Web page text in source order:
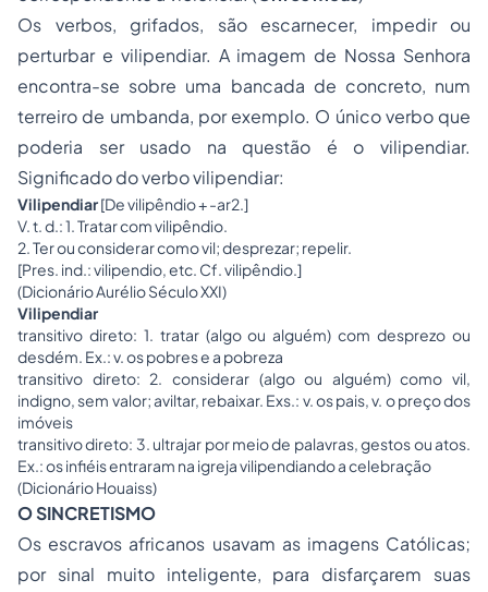
Os verbos, grifados, são escarnecer, impedir ou
perturbar e vilipendiar. A imagem de Nossa Senhora
encontra-se sobre uma bancada de concreto, num
terreiro de umbanda, por exemplo. O único verbo que
poderia ser usado na questão é o vilipendiar.
Significado do verbo vilipendiar:
Vilipendiar[De vilipêndio + -ar2.]
V. t. d.: 1. Tratar com vilipêndio.
2. Ter ou considerar como vil; desprezar; repelir.
[Pres. ind.: vilipendio, etc. Cf. vilipêndio.]
(Dicionário Aurélio Século XXI)
Vilipendiar
transitivo direto: 1. tratar (algo ou alguém) com desprezo ou
desdém. Ex.: v. os pobres e a pobreza
transitivo direto: 2. considerar (algo ou alguém) como vil,
indigno, sem valor; aviltar, rebaixar. Exs.: v. os pais, v. o preço dos
imóveis
transitivo direto: 3. ultrajar por meio de palavras, gestos ou atos.
Ex.: os infiéis entraram na igreja vilipendiando a celebração
(Dicionário Houaiss)
O SINCRETISMO
Os escravos africanos usavam as imagens Católicas;
por sinal muito inteligente, para disfarçarem suas